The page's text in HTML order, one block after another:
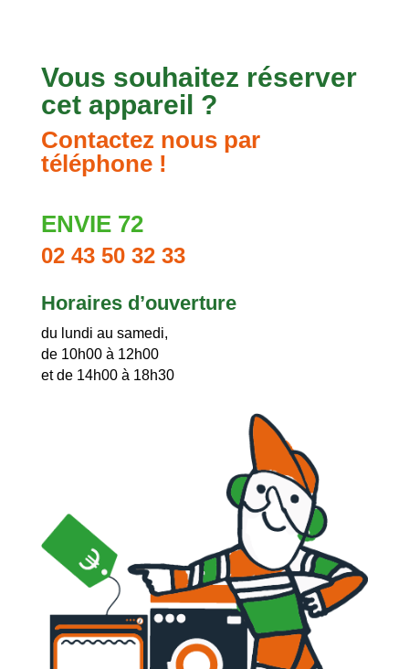
Vous souhaitez réserver
cet appareil ?
Contactez nous par
téléphone !
ENVIE 72
02 43 50 32 33
Horaires d’ouverture
du lundi au samedi,
de 10h00 à 12h00
et de 14h00 à 18h30